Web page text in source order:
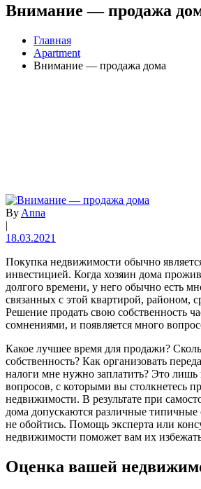
Внимание — продажа
Главная
Apartment
Внимание — продажа дома
By Anna
|
18.03.2021
Покупка недвижимости обычно
инвестицией. Когда хозяин дома
долгого времени, у него обычно есть
связанных с этой квартирой, районом,
Решение продать свою собственность
сомнениями, и появляется много
Какое лучшее время для продажи?
собственность? Как организовать
налоги мне нужно заплатить? Это лишь
вопросов, с которыми вы столкнетесь
недвижимости. В результате при
дома допускаются различные
не обойтись. Помощь эксперта или
недвижимости поможет вам их
Оценка вашей